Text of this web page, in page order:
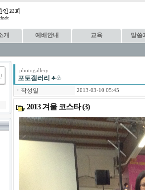
개 예배안내 교육 말씀
photogallery
포토갤러리 ♣♧
ㆍ 작성일 2013-03-10 05:45
2013 겨울 코스타 (3)